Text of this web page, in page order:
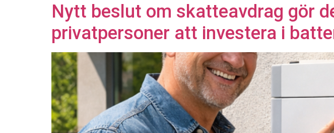
Nytt beslut om skatteavdrag gör
privatpersoner att investera i